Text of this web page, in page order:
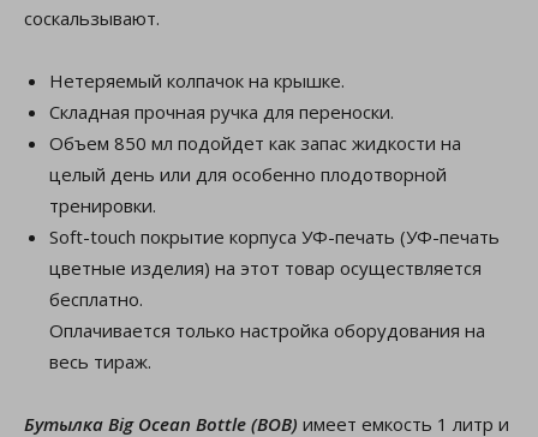
соскальзывают.
Нетеряемый колпачок на крышке.
Складная прочная ручка для переноски.
Объем 850 мл подойдет как запас жидкости на
целый день или для особенно плодотворной
тренировки.
Soft-touch покрытие корпуса УФ-печать (УФ-печать
цветные изделия) на этот товар осуществляется
бесплатно.
Оплачивается только настройка оборудования на
весь тираж.
Бутылка Big Ocean Bottle (BOB) имеет емкость 1 литр и